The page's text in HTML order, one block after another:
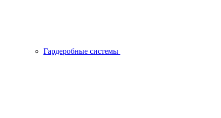
Гардеробные системы